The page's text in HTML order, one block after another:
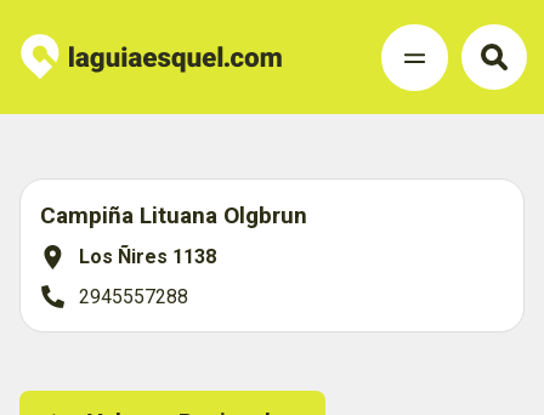
Campiña Lituana Olgbrun
Los Ñires 1138
2945557288